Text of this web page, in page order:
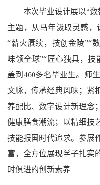
本次毕业设计展以“
主题，从马年汲取灵感，
“薪火赓续，技创金陵”“
味领全球”“匠心独具，技
盖到460多名毕业生。师
文脉，传承经典风味；紧
养配比、数字设计新理念
健康膳食潮流；以精细技
技能报国时代追求。参展
富，全方位展现学子扎实
时俱进的创新素养